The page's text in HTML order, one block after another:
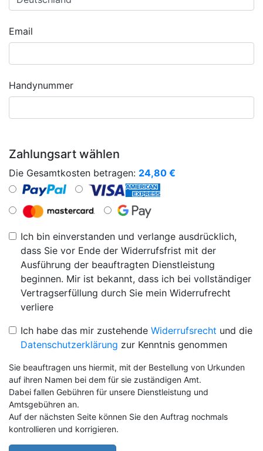
Email
Handynummer
Zahlungsart wählen
Die Gesamtkosten betragen: 24,80 €
Ich bin einverstanden und verlange ausdrücklich,
dass Sie vor Ende der Widerrufsfrist mit der
Ausführung der beauftragten Dienstleistung
beginnen. Mir ist bekannt, dass ich bei vollständiger
Vertragserfüllung durch Sie mein Widerrufrecht
verliere
Ich habe das mir zustehende Widerrufsrecht und die
Datenschutzerklärung zur Kenntnis genommen
Sie beauftragen uns hiermit, mit der Bestellung von Urkunden
auf ihren Namen bei dem für sie zuständigen Amt.
Dabei fallen Gebühren für unsere Dienstleistung und
Amtsgebühren an.
Auf der nächsten Seite können Sie den Auftrag nochmals
kontrollieren und korrigieren.